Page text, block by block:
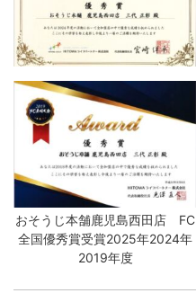
おそうじ本舗鹿児島西田店 FC
全国優秀賞受賞2025年2024年
2019年度